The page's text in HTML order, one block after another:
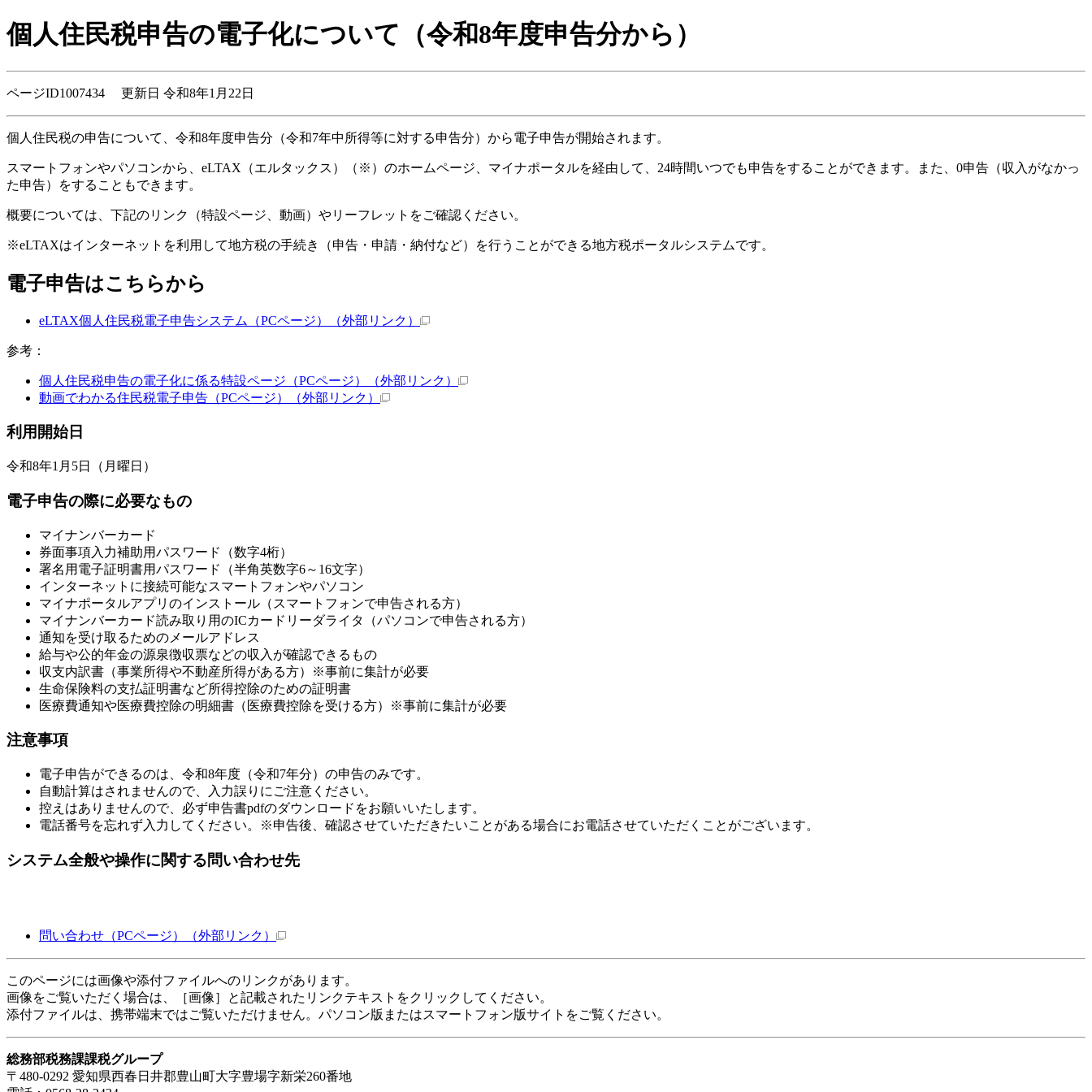
個人住民税申告の電子化について（令和8年度申告分から）
ページID1007434 更新日 令和8年1月22日
個人住民税の申告について、令和8年度申告分（令和7年中所得等に対する申告分）から電子申告が開始されます。
スマートフォンやパソコンから、eLTAX（エルタックス）（※）のホームページ、マイナポータルを経由して、24時間いつでも申告をすることができます。また、0申告（収入がなかっ
た申告）をすることもできます。
概要については、下記のリンク（特設ページ、動画）やリーフレットをご確認ください。
※eLTAXはインターネットを利用して地方税の手続き（申告・申請・納付など）を行うことができる地方税ポータルシステムです。
電子申告はこちらから
eLTAX個人住民税電子申告システム（PCページ） （外部リンク）
参考：
個人住民税申告の電子化に係る特設ページ（PCページ）
（外部リンク）
動画でわかる住民税電子申告（PCページ）
（外部リンク）
利用開始日
令和8年1月5日（月曜日）
電子申告の際に必要なもの
マイナンバーカード
券面事項入力補助用パスワード（数字4桁）
署名用電子証明書用パスワード（半角英数字6～16文字）
インターネットに接続可能なスマートフォンやパソコン
マイナポータルアプリのインストール（スマートフォンで申告される方）
マイナンバーカード読み取り用のICカードリーダライタ（パソコンで申告される方）
通知を受け取るためのメールアドレス
給与や公的年金の源泉徴収票などの収入が確認できるもの
収支内訳書（事業所得や不動産所得がある方）※事前に集計が必要
生命保険料の支払証明書など所得控除のための証明書
医療費通知や医療費控除の明細書（医療費控除を受ける方）※事前に集計が必要
注意事項
電子申告ができるのは、令和8年度（令和7年分）の申告のみです。
自動計算はされませんので、入力誤りにご注意ください。
控えはありませんので、必ず申告書pdfのダウンロードをお願いいたします。
電話番号を忘れず入力してください。※申告後、確認させていただきたいことがある場合にお電話させていただくことがございます。
システム全般や操作に関する問い合わせ先
問い合わせ（PCページ） （外部リンク）
このページには画像や添付ファイルへのリンクがあります。
画像をご覧いただく場合は、［画像］と記載されたリンクテキストをクリックしてください。
添付ファイルは、携帯端末ではご覧いただけません。パソコン版またはスマートフォン版サイトをご覧ください。
総務部税務課課税グループ
〒480-0292 愛知県西春日井郡豊山町大字豊場字新栄260番地